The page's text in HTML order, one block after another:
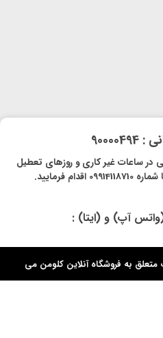
در ساعات غیر کاری و روزهای تعطیل
فرمایید.
آپ) و (ایتا) :
به فروشگاه آنلاین کلومن می